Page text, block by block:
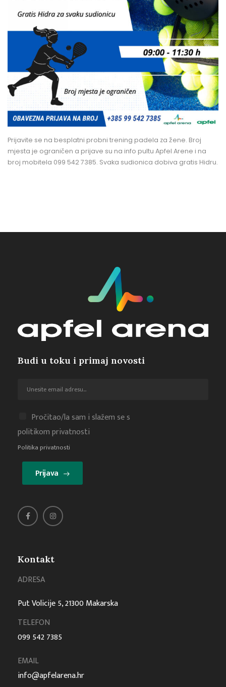
Prijavite se na besplatni probni trening padela za žene. Broj
mjesta je ograničen a prijave su na info pultu Apfel Arene i na
broj mobitela 099 542 7385. Svaka sudionica dobiva gratis Hidru.
Kontakt
ADRESA
Put Volicije 5, 21300 Makarska
TELEFON
099 542 7385
EMAIL
info@apfelarena.hr
Budi u toku i primaj novosti
Pročitao/la sam i slažem se s
politikom privatnosti
Politika privatnosti
Prijava